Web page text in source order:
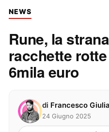
NEWS
Rune, la
racchette
6mila euro
di Francesco
24 Giugno 2025